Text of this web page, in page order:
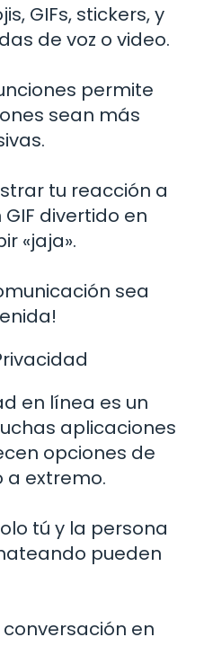
GIFs, stickers, y
de voz o video.
permite
sean más
tu reacción a
divertido en
«jaja».
sea
en línea es un
aplicaciones
opciones de
a extremo.
tú y la persona
pueden
en